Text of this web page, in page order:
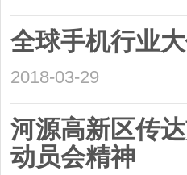
全球手机行业
2018-03-29
河源高新区传
动员会精神